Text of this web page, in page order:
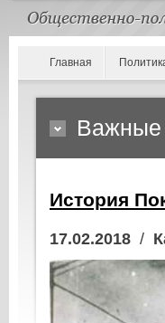
Главная
Важные
История
17.02.2018 /